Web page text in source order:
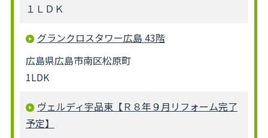
１ＬＤＫ
グランクロスタワー広島 43階
広島県広島市南区松原町
1LDK
ヴェルディ宇品東【Ｒ８年９月リフォーム完了
予定】